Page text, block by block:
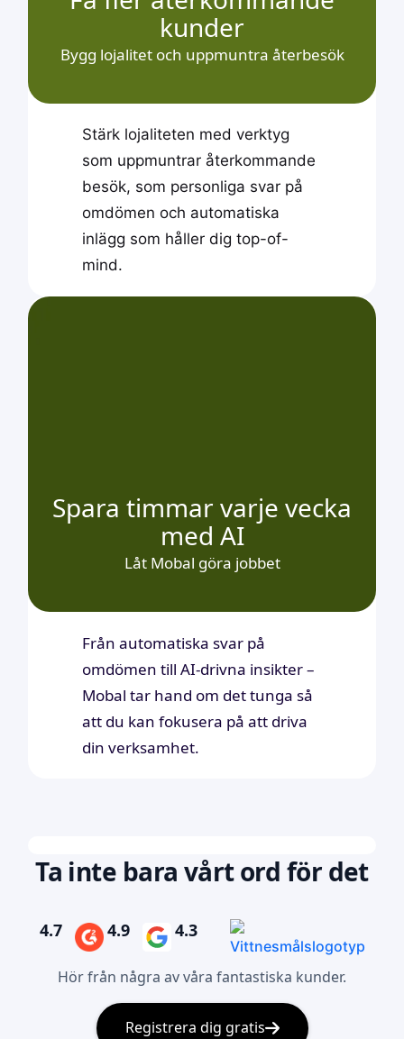
kunder
Bygg lojalitet och uppmuntra återbesök
Stärk lojaliteten med verktyg
som uppmuntrar återkommande
besök, som personliga svar på
omdömen och automatiska
inlägg som håller dig top-of-
mind.
Spara timmar varje vecka
med AI
Låt Mobal göra jobbet
Från automatiska svar på
omdömen till AI-drivna insikter –
Mobal tar hand om det tunga så
att du kan fokusera på att driva
din verksamhet.
Ta inte bara vårt ord för det
4.7 4.9 4.3
Hör från några av våra fantastiska kunder.
Registrera dig gratis